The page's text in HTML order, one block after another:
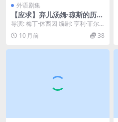
外语剧集
【应求】弃儿汤姆·琼斯的历史
The History of Tom Jones,
a Foundling (1997)
导演: 梅丁·休西因 编剧: 亨利·菲尔
丁 / 西蒙·布尔克 主演: 马克思·比...
10 月前 38